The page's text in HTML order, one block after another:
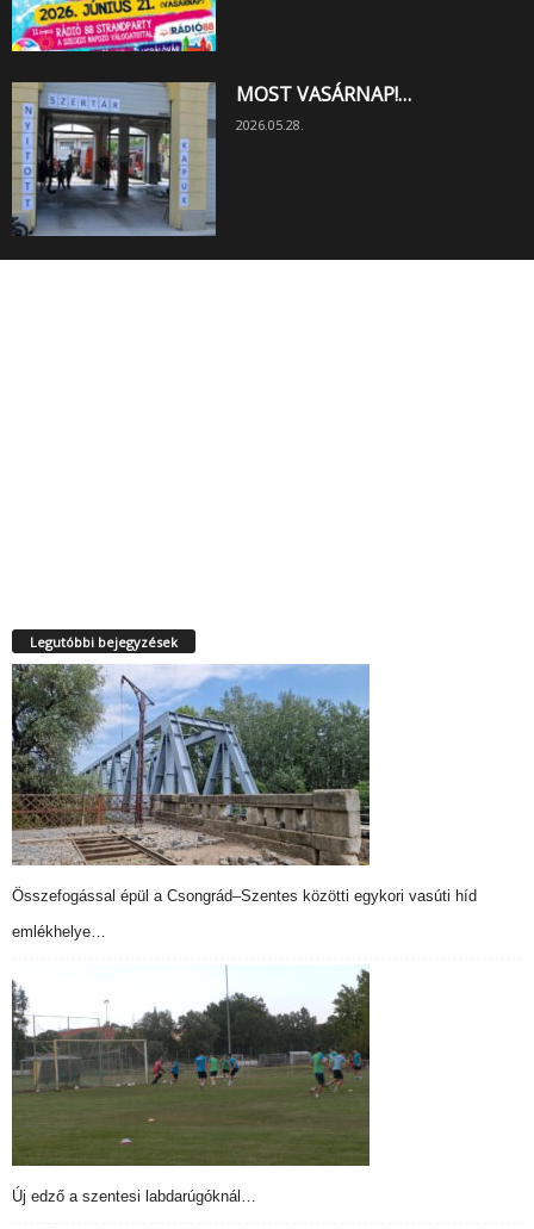
MOST VASÁRNAP!…
2026.05.28.
Legutóbbi bejegyzések
Összefogással épül a Csongrád–Szentes közötti egykori vasúti híd
emlékhelye…
Új edző a szentesi labdarúgóknál…